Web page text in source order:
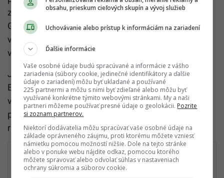
zmýšľaním a sledoval vlastný pokrok. Napríklad
Google dlhé roky umožňoval zamestnancom
venovať približne 20 percent pracovného času
vlastným projektom.
Jedným z najznámejších príkladov zostáva Thomas
Edison. Hoci patril medzi najvýznamnejších
vynálezcov svojej doby, ku každému problému
pristupoval systematicky. Hľadal všetky možné
riešenia a jedno po druhom ich testoval.
Odmietajú makať na cudzích a ničiť sa v
korporátoch: Generácia Z objavila trik, ako
obsahu, prieskum cieľových skupín a vývoj služieb
Uchovávanie alebo prístup k informáciám na zariadení
Ďalšie informácie
Vaše osobné údaje budú spracúvané a informácie z vášho
zariadenia (súbory cookie, jedinečné identifikátory a ďalšie
údaje o zariadení) môžu byť ukladané a používané
225 partnermi a môžu s nimi byť zdieľané alebo môžu byť
využívané konkrétne týmito webovými stránkami. My a naši
partneri môžeme používať presné údaje o geolokácii. Pozrite
si zoznam partnerov.
Niektorí dodávatelia môžu spracúvať vaše osobné údaje na
základe oprávneného záujmu, proti ktorému môžete vzniesť
námietku pomocou možností nižšie. Dole na tejto stránke
alebo v ponuke webu nájdite odkaz, pomocou ktorého
môžete spravovať alebo odvolať súhlas v nastaveniach
ochrany súkromia a súborov cookie.